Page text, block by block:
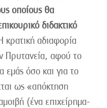
οποίους θα
διδακτικό
κρατική αδιαφορία
Πρυτανεία, αφού το
εμάς όσο και για το
ως «απόκτηση
(ένα επιχείρημα-